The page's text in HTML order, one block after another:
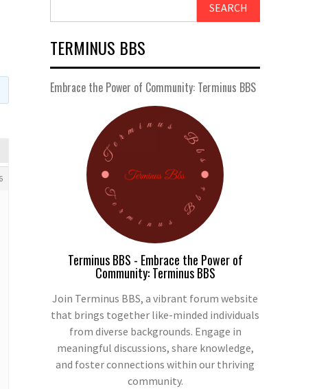
SEARCH
TERMINUS BBS
Embrace the Power of Community: Terminus BBS
Terminus BBS - Embrace the Power of
Community: Terminus BBS
Join Terminus BBS, a vibrant forum website
that brings together like-minded individuals
from diverse backgrounds. Engage in
meaningful discussions, share knowledge,
and foster connections within our thriving
community.